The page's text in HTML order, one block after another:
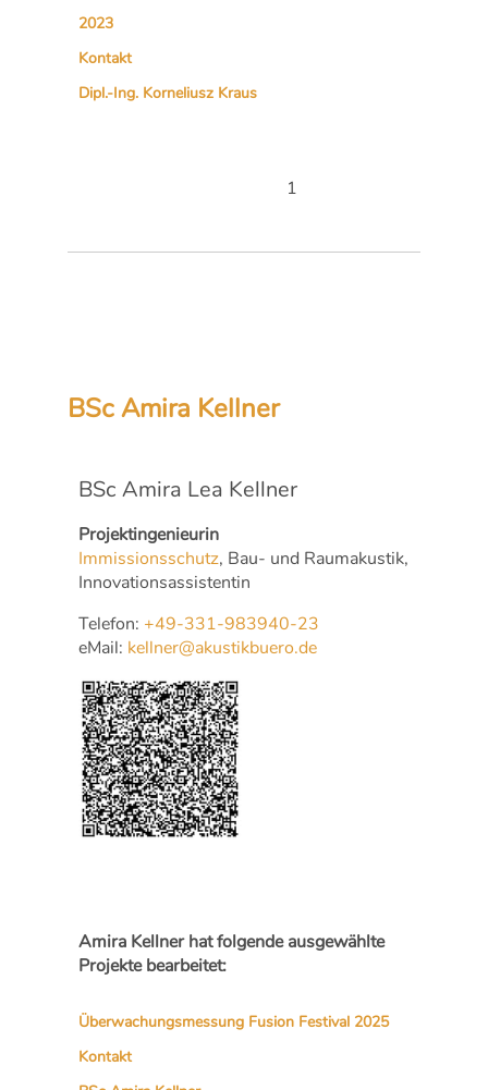
2023
Kontakt
Dipl.-Ing. Korneliusz Kraus
1
BSc Amira Kellner
BSc Amira Lea Kellner
Projektingenieurin
Immissionsschutz, Bau- und Raumakustik,
Innovationsassistentin
Telefon: +49-331-983940-23
eMail: kellner@akustikbuero.de
Amira Kellner hat folgende ausgewählte
Projekte bearbeitet:
Überwachungsmessung Fusion Festival 2025
Kontakt